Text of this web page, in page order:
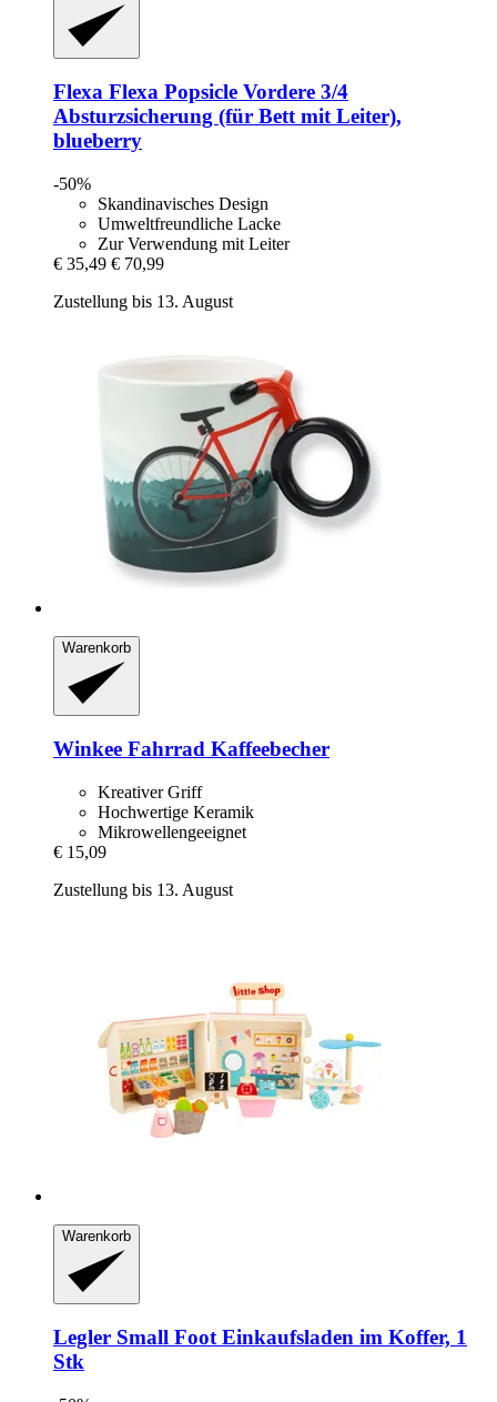
Flexa Flexa Popsicle Vordere 3/4
Absturzsicherung (für Bett mit Leiter),
blueberry
-50%
Skandinavisches Design
Umweltfreundliche Lacke
Zur Verwendung mit Leiter
€ 35,49 € 70,99
Zustellung bis 13. August
Warenkorb
Winkee Fahrrad Kaffeebecher
Kreativer Griff
Hochwertige Keramik
Mikrowellengeeignet
€ 15,09
Zustellung bis 13. August
Warenkorb
Legler Small Foot Einkaufsladen im Koffer, 1
Stk